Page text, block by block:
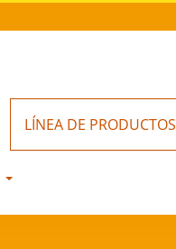
LÍNEA DE PRODUCTOS